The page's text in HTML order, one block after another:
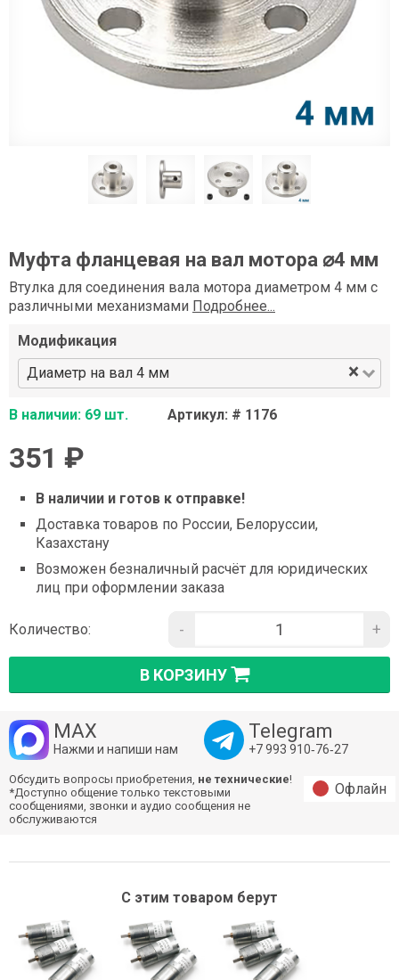
Муфта фланцевая на вал мотора ⌀4 мм
Втулка для соединения вала мотора диаметром 4 мм с
различными механизмами Подробнее...
Модификация
Диаметр на вал 4 мм
×
В наличии: 69 шт. Артикул: # 1176
351 ₽
В наличии и готов к отправке!
Доставка товаров по России, Белоруссии,
Казахстану
Возможен безналичный расчёт для юридических
лиц при оформлении заказа
Количество: - +
В КОРЗИНУ
MAX
Нажми и напиши нам
Telegram
+7 993 910‑76‑27
Обсудить вопросы приобретения, не технические!
*Доступно общение только текстовыми
сообщениями, звонки и аудио сообщения не
обслуживаются
Офлайн
С этим товаром берут